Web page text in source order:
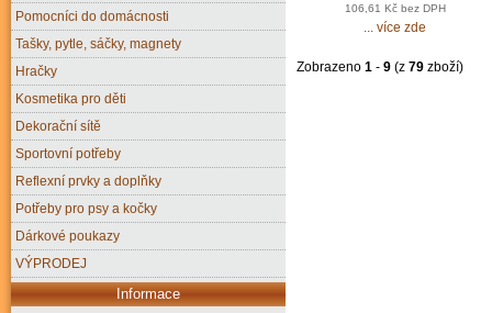
106,61 Kč bez DPH
... více zde
Zobrazeno 1 - 9 (z 79 zboží)
Pomocníci do domácnosti
Tašky, pytle, sáčky, magnety
Hračky
Kosmetika pro děti
Dekorační sítě
Sportovní potřeby
Reflexní prvky a doplňky
Potřeby pro psy a kočky
Dárkové poukazy
VÝPRODEJ
Informace